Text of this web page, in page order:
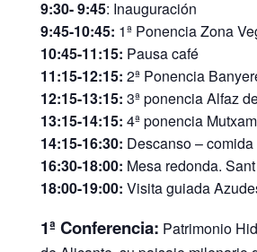
9:30- 9:45: Inauguración
9:45-10:45: 1ª Ponencia Zona
10:45-11:15: Pausa café
11:15-12:15: 2ª Ponencia
12:15-13:15: 3ª ponencia Alfaz
13:15-14:15: 4ª ponencia
14:15-16:30: Descanso – comida
16:30-18:00: Mesa redonda.
18:00-19:00: Visita guiada
1ª Conferencia: Patrimonio